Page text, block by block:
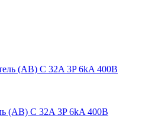
(АВ) C 32A 3P 6kA 400В